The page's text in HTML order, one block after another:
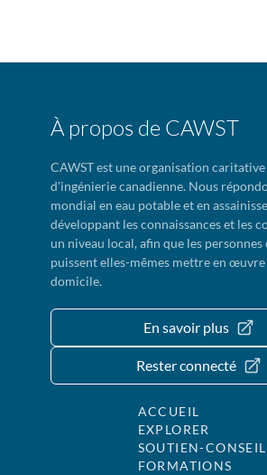
À propos de CAWST
CAWST est une organisation
d'ingénierie canadienne. Nous
mondial en eau potable et en
développant les connaissances et les
un niveau local, afin que les personnes
puissent elles-mêmes mettre en
domicile.
En savoir plus
Rester connecté
ACCUEIL
EXPLORER
SOUTIEN-CONSEIL
FORMATIONS